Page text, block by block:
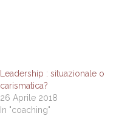
Leadership : situazionale o
carismatica?
26 Aprile 2018
In "coaching"